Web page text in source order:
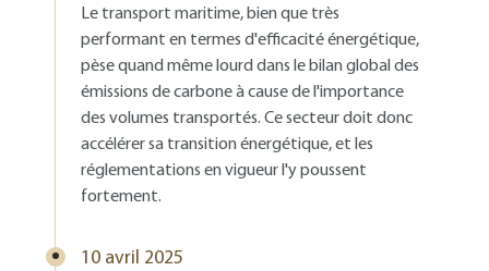
Le transport maritime, bien que très
performant en termes d'efficacité énergétique,
pèse quand même lourd dans le bilan global des
émissions de carbone à cause de l'importance
des volumes transportés. Ce secteur doit donc
accélérer sa transition énergétique, et les
réglementations en vigueur l'y poussent
fortement.
10 avril 2025